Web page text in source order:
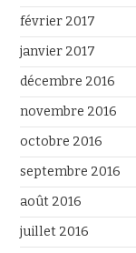
février 2017
janvier 2017
décembre 2016
novembre 2016
octobre 2016
septembre 2016
août 2016
juillet 2016